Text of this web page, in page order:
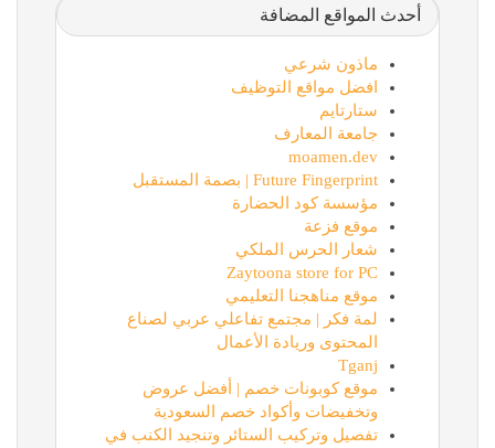
أحدث المواقع المضافة
ماذون شرعي
افضل مواقع التوظيف
ستارتايم
جامعة المعارف
moamen.dev
Future Fingerprint | بصمة المستقبل
مؤسسة كود الحضارة
موقع فزعة
شعار الحرس الملكي
Zaytoona store for PC
موقع مناهجنا التعليمي
لمة فكر | مجتمع تفاعلي عربي لصناع
المحتوى وريادة الأعمال
Tganj
موقع كوبونات خصم | أفضل عروض
وتخفيضات وأكواد خصم السعودية
تفصيل وتركيب الستائر وتنجيد الكنب في